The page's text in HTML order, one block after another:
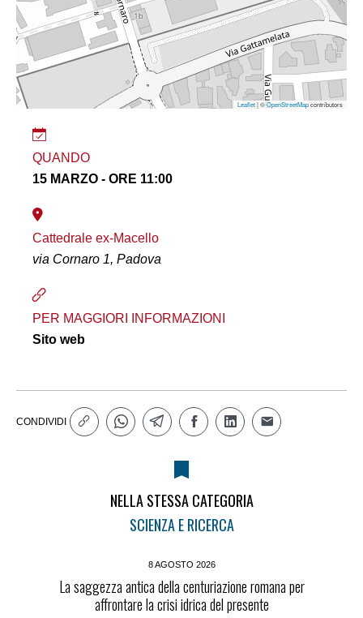
Leaflet| ©OpenStreetMapcontributors
QUANDO
15 MARZO - ORE 11:00
Cattedrale ex-Macello
via Cornaro 1, Padova
PER MAGGIORI INFORMAZIONI
Sito web
CONDIVIDI
NELLA STESSA CATEGORIA
SCIENZA E RICERCA
8 AGOSTO 2026
La saggezza antica della centuriazione romana per
affrontare la crisi idrica del presente